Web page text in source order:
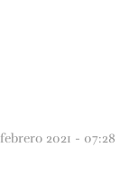
2021 - 07:28